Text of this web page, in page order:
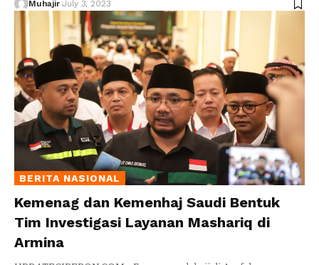
Muhajir July 3, 2023
BERITA NASIONAL
Kemenag dan Kemenhaj Saudi Bentuk
Tim Investigasi Layanan Mashariq di
Armina